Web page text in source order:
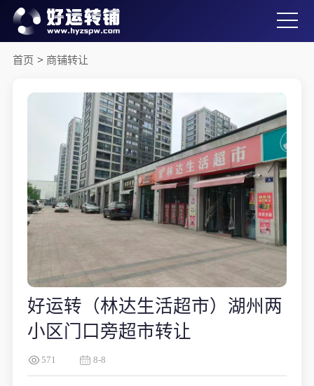
首页 > 商铺转让
好运转（林达生活超市）湖州两
小区门口旁超市转让
571 8-8